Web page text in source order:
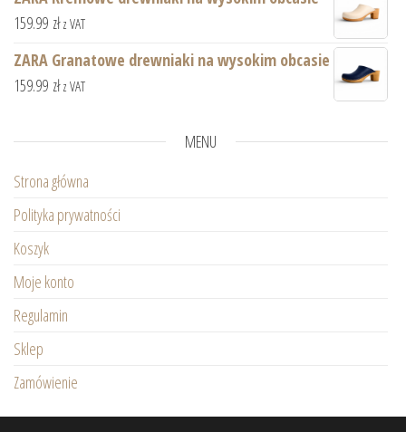
159.99 zł z VAT
ZARA Granatowe drewniaki na wysokim obcasie
159.99 zł z VAT
MENU
Strona główna
Polityka prywatności
Koszyk
Moje konto
Regulamin
Sklep
Zamówienie